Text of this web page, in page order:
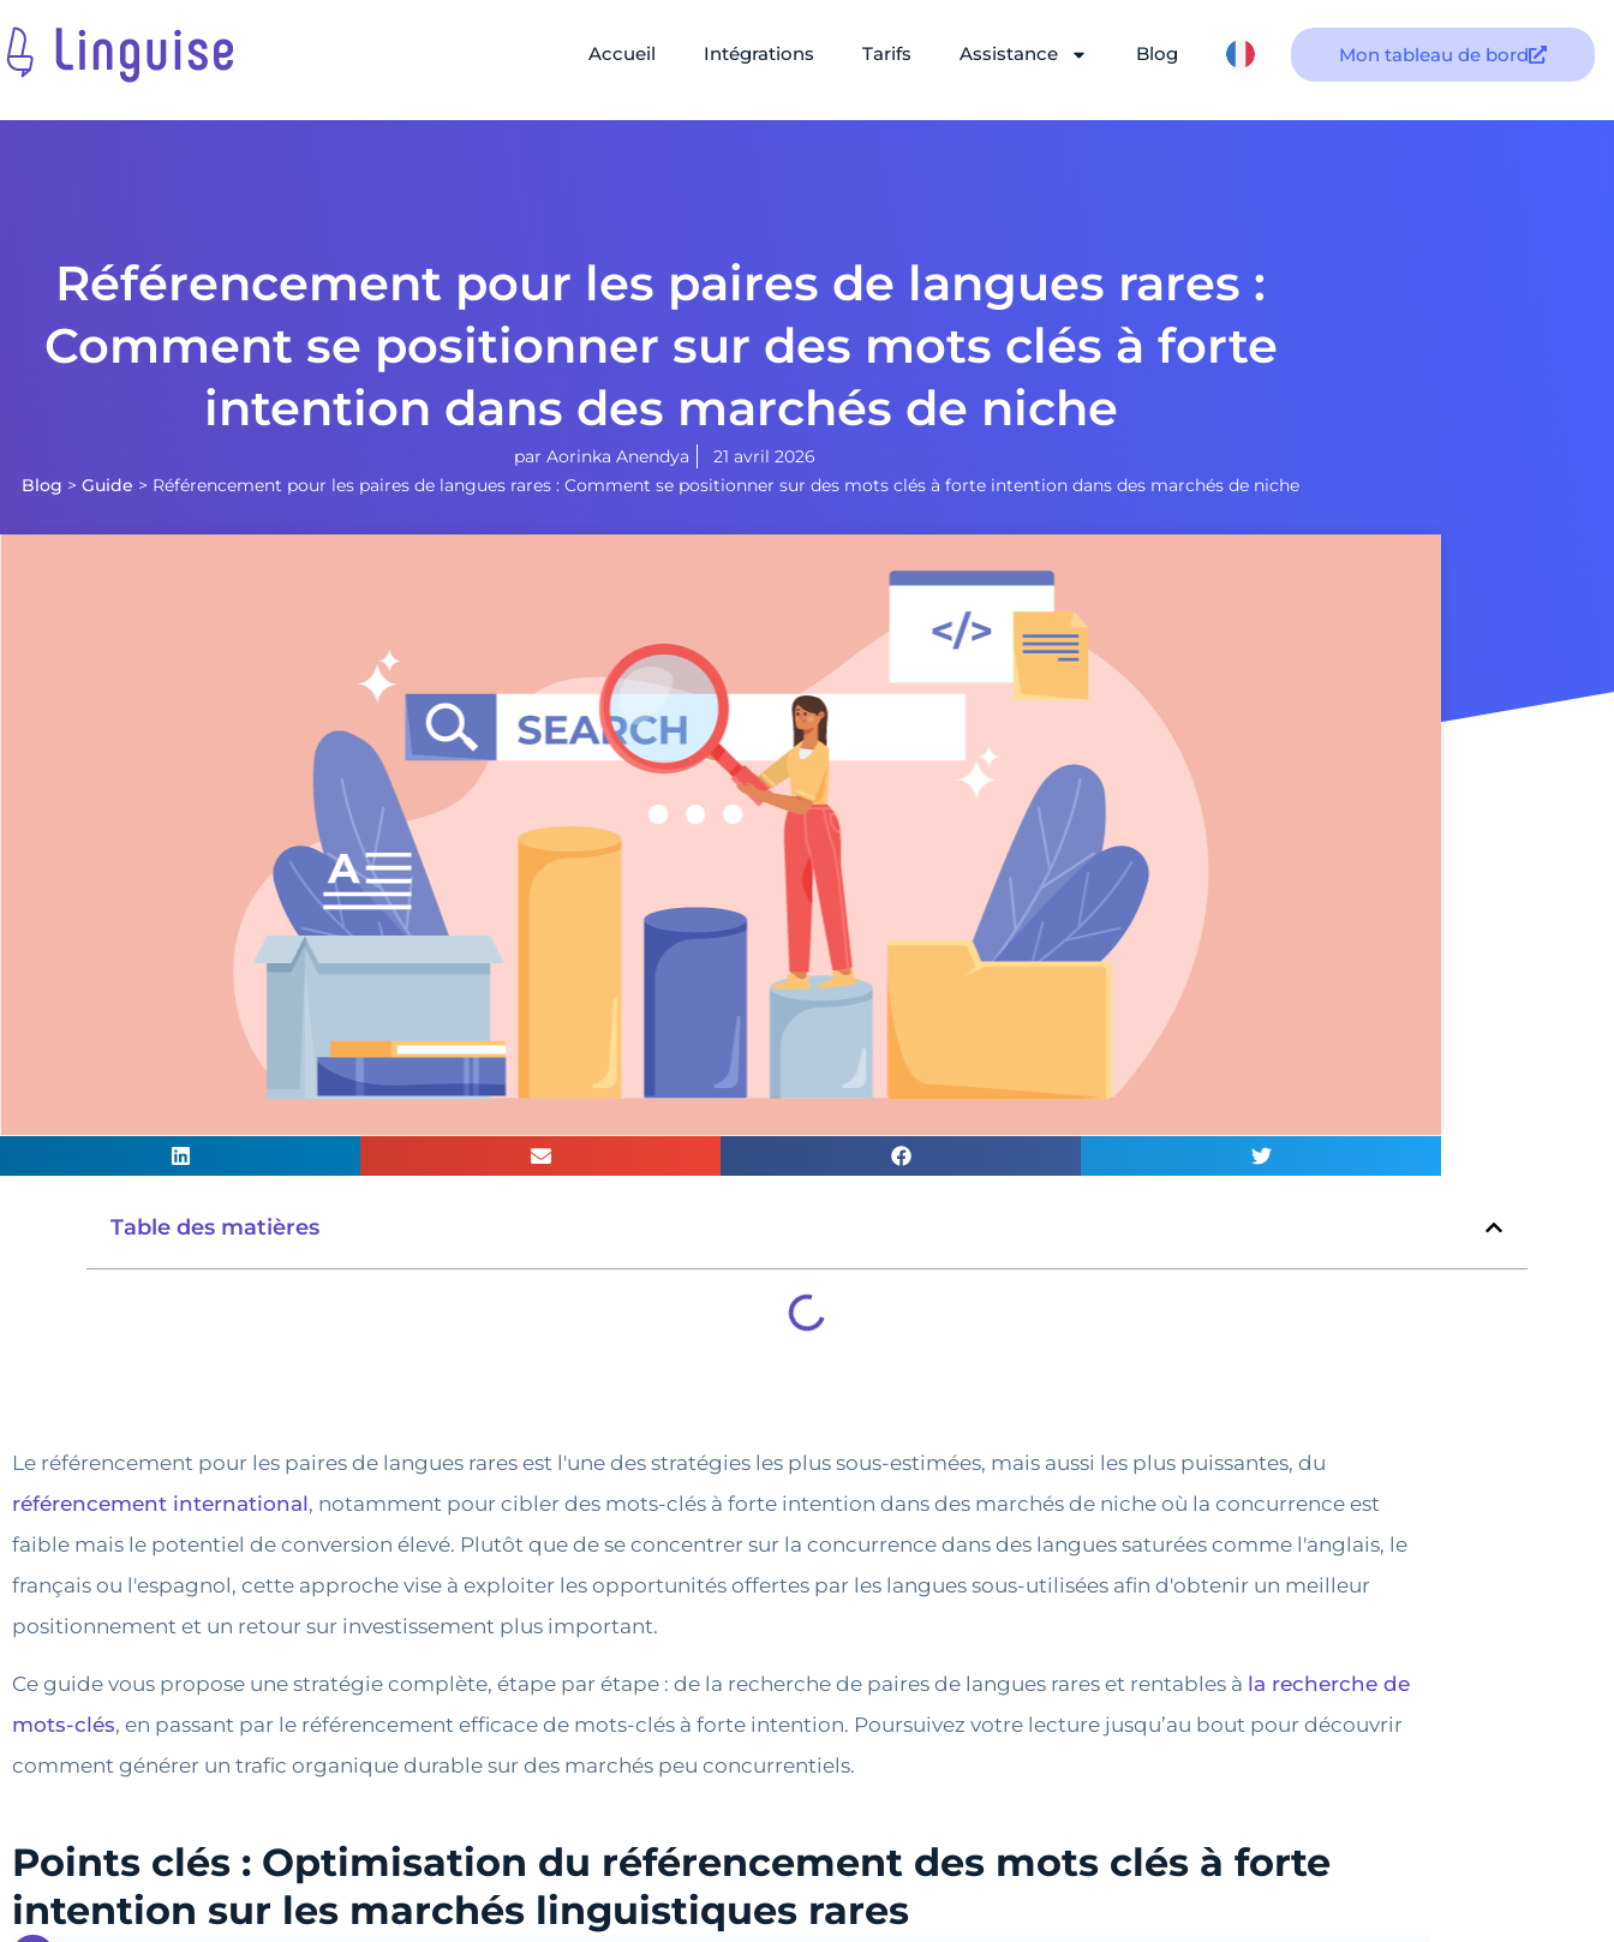
Accueil Intégrations Tarifs Assistance Blog Mon tableau de bord
Référencement pour les paires de langues rares :
Comment se positionner sur des mots clés à forte
intention dans des marchés de niche
par Aorinka Anendya
21 avril 2026
Blog > Guide > Référencement pour les paires de langues rares : Comment se positionner sur des mots clés à forte intention dans des marchés de niche
Table des matières
Le référencement pour les paires de langues rares est l'une des stratégies les plus sous-estimées, mais aussi les plus puissantes, du
référencement international, notamment pour cibler des mots-clés à forte intention dans des marchés de niche où la concurrence est
faible mais le potentiel de conversion élevé. Plutôt que de se concentrer sur la concurrence dans des langues saturées comme l'anglais, le
français ou l'espagnol, cette approche vise à exploiter les opportunités offertes par les langues sous-utilisées afin d'obtenir un meilleur
positionnement et un retour sur investissement plus important.
Ce guide vous propose une stratégie complète, étape par étape : de la recherche de paires de langues rares et rentables à la recherche de
mots-clés, en passant par le référencement efficace de mots-clés à forte intention. Poursuivez votre lecture jusqu’au bout pour découvrir
comment générer un trafic organique durable sur des marchés peu concurrentiels.
Points clés : Optimisation du référencement des mots clés à forte
intention sur les marchés linguistiques rares